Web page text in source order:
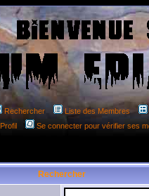
Rechercher Liste des Membres
Profil
Se connecter pour vérifier ses
Rechercher